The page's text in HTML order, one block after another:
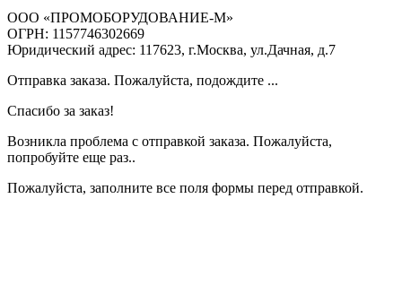
ООО «ПРОМОБОРУДОВАНИЕ-М»
ОГРН: 1157746302669
Юридический адрес: 117623, г.Москва, ул.Дачная, д.7
Отправка заказа. Пожалуйста, подождите ...
Спасибо за заказ!
Возникла проблема с отправкой заказа. Пожалуйста,
попробуйте еще раз..
Пожалуйста, заполните все поля формы перед отправкой.